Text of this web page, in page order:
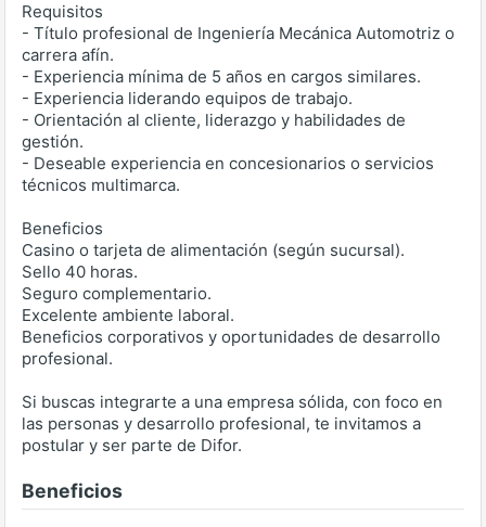
Requisitos
- Título profesional de Ingeniería Mecánica Automotriz o
carrera afín.
- Experiencia mínima de 5 años en cargos similares.
- Experiencia liderando equipos de trabajo.
- Orientación al cliente, liderazgo y habilidades de
gestión.
- Deseable experiencia en concesionarios o servicios
técnicos multimarca.
Beneficios
Casino o tarjeta de alimentación (según sucursal).
Sello 40 horas.
Seguro complementario.
Excelente ambiente laboral.
Beneficios corporativos y oportunidades de desarrollo
profesional.
Si buscas integrarte a una empresa sólida, con foco en
las personas y desarrollo profesional, te invitamos a
postular y ser parte de Difor.
Beneficios